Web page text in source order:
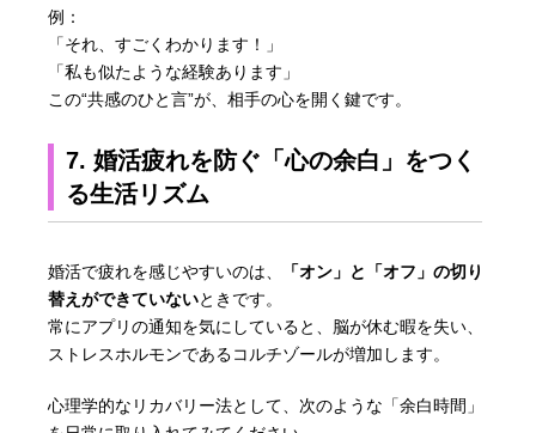
例：
「それ、すごくわかります！」
「私も似たような経験あります」
この“共感のひと言”が、相手の心を開く鍵です。
7. 婚活疲れを防ぐ「心の余白」をつく
る生活リズム
婚活で疲れを感じやすいのは、
「オン」と「オフ」の切り
替えができていないときです。
常にアプリの通知を気にしていると、脳が休む暇を失い、
ストレスホルモンであるコルチゾールが増加します。
心理学的なリカバリー法として、次のような「余白時間」